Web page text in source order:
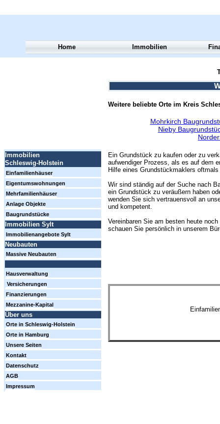
Weitere beliebte Orte im Kreis
Mohrkirch
Nieby
Ein Grundstück zu kaufen oder zu
aufwendiger Prozess, als es auf dem
Hilfe eines Grundstückmaklers
Wir sind ständig auf der Suche nach
ein Grundstück zu veräußern haben
wenden Sie sich vertrauensvoll an
und kompetent.
Vereinbaren Sie am besten heute
schauen Sie persönlich in unserem
Home Immobilien
Immobilien
Schleswig-Holstein
Einfamilienhäuser
Eigentumswohnungen
Mehrfamilienhäuser
Anlage Objekte
Baugrundstücke
Immobilien Sylt
Immobilienangebote Sylt
Neubauten
Massive Neubauten
Hausverwaltung
Versicherungen
Finanzierungen
Mezzanine-Kapital
Über uns
Orte in Schleswig-Holstein
Orte in Hamburg
Unsere Seiten
Kontakt
Datenschutz
AGB
Impressum